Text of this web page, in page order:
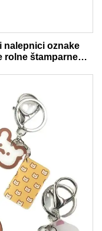
nalepnici oznake
rolne štamparne